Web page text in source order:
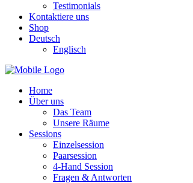
Testimonials
Kontaktiere uns
Shop
Deutsch
Englisch
Home
Über uns
Das Team
Unsere Räume
Sessions
Einzelsession
Paarsession
4-Hand Session
Fragen & Antworten